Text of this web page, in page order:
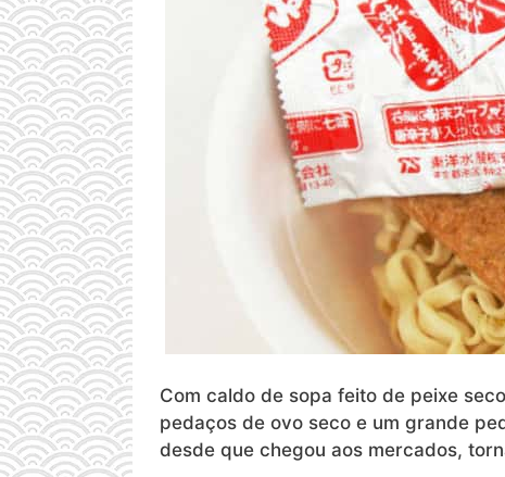
Com caldo de sopa feito de peixe
pedaços de ovo seco e um grande
desde que chegou aos mercados,